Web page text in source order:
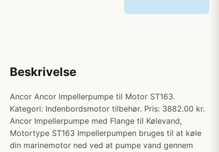
Beskrivelse
Ancor Ancor Impellerpumpe til Motor ST163.
Kategori: Indenbordsmotor tilbehør. Pris: 3882.00 kr.
Ancor Impellerpumpe med Flange til Kølevand,
Motortype ST163 Impellerpumpen bruges til at køle
din marinemotor ned ved at pumpe vand gennem